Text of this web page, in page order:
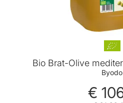
Bio Brat-Olive
Byodo
€